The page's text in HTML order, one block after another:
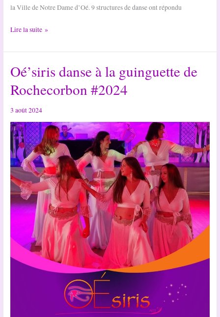
la Ville de Notre Dame d’Oé. 9 structures de danse ont répondu
Téléthon
–
Spectacle
Des
Pas
Lire la suite »
Oé’siris danse à la guinguette de
Rochecorbon #2024
3 août 2024